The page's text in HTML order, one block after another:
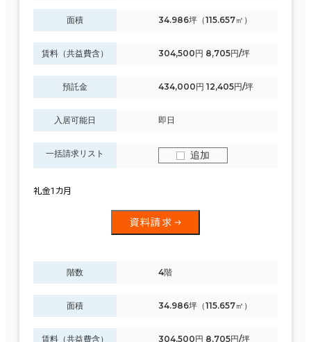
面積 34.986坪（115.657㎡）
賃料（共益費含） 304,500円 8,705円/坪
預託金 434,000円 12,405円/坪
入居可能日 即日
一括請求リスト 追加
礼金1カ月
資料請求
階数 4階
面積 34.986坪（115.657㎡）
賃料（共益費含） 304,500円 8,705円/坪